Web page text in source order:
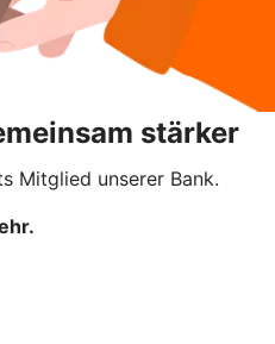
stärker
Mitglied unserer Bank.